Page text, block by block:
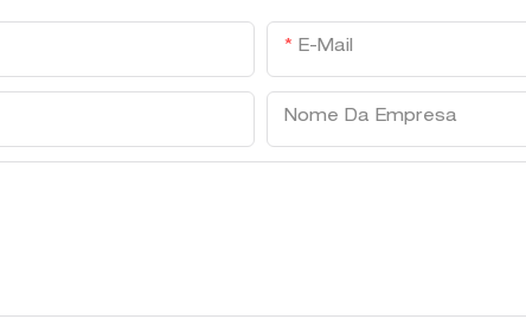
E-Mail
Nome Da Empresa